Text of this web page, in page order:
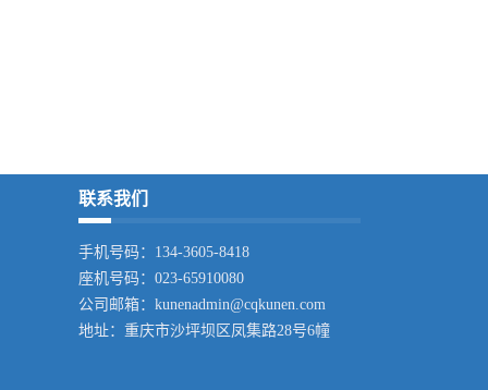
联系我们
手机号码：134-3605-8418
座机号码：023-65910080
公司邮箱：kunenadmin@cqkunen.com
地址： 重庆市沙坪坝区凤集路28号6幢